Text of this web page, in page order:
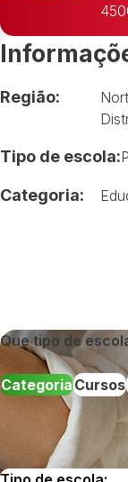
Região:
Tipo de escola:
Categoria:
Que tipo de
CategoriaCursos